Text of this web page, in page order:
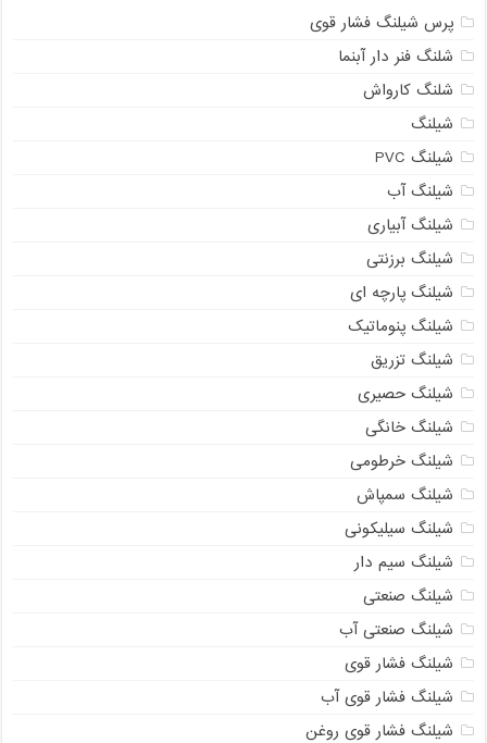
پرس شیلنگ فشار قوی
شلنگ فنر دار آبنما
شلنگ کارواش
شیلنگ
شیلنگ PVC
شیلنگ آب
شیلنگ آبیاری
شیلنگ برزنتی
شیلنگ پارچه ای
شیلنگ پنوماتیک
شیلنگ تزریق
شیلنگ حصیری
شیلنگ خانگی
شیلنگ خرطومی
شیلنگ سمپاش
شیلنگ سیلیکونی
شیلنگ سیم دار
شیلنگ صنعتی
شیلنگ صنعتی آب
شیلنگ فشار قوی
شیلنگ فشار قوی آب
شیلنگ فشار قوی روغن